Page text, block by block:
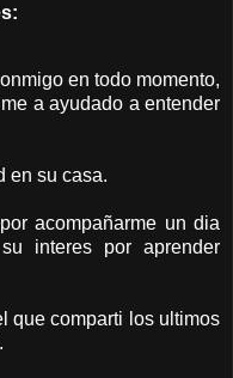
en todo momento,
a ayudado a entender
en su casa.
acompañarme un dia
interes por aprender
que comparti los ultimos